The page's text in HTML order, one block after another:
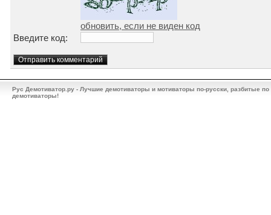
обновить, если не виден код
Введите код:
Рус Демотиватор.ру - Лучшие демотиваторы и мотиваторы по-русски, разбитые
демотиваторы!